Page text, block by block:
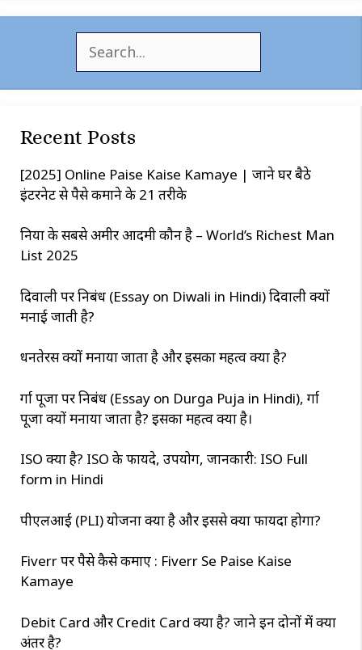
h
Recent Posts
[2025] Online Paise Kaise Kamaye | जाने घर बैठे
इंटरनेट से पैसे कमाने के 21 तरीके
दुनिया के सबसे अमीर आदमी कौन है – World’s Richest Man
List 2025
दिवाली पर निबंध (Essay on Diwali in Hindi) दिवाली क्यों
मनाई जाती है?
धनतेरस क्यों मनाया जाता है और इसका महत्व क्या है?
दुर्गा पूजा पर निबंध (Essay on Durga Puja in Hindi), दुर्गा
पूजा क्यों मनाया जाता है? इसका महत्व क्या है।
ISO क्या है? ISO के फायदे, उपयोग, जानकारी: ISO Full
form in Hindi
पीएलआई (PLI) योजना क्या है और इससे क्या फायदा होगा?
Fiverr पर पैसे कैसे कमाए : Fiverr Se Paise Kaise
Kamaye
Debit Card और Credit Card क्या है? जाने इन दोनों में क्या
अंतर है?